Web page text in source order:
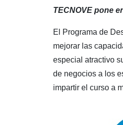
TECNOVE pone
El Programa de
mejorar las
especial atractivo
de negocios a los
impartir el curso a